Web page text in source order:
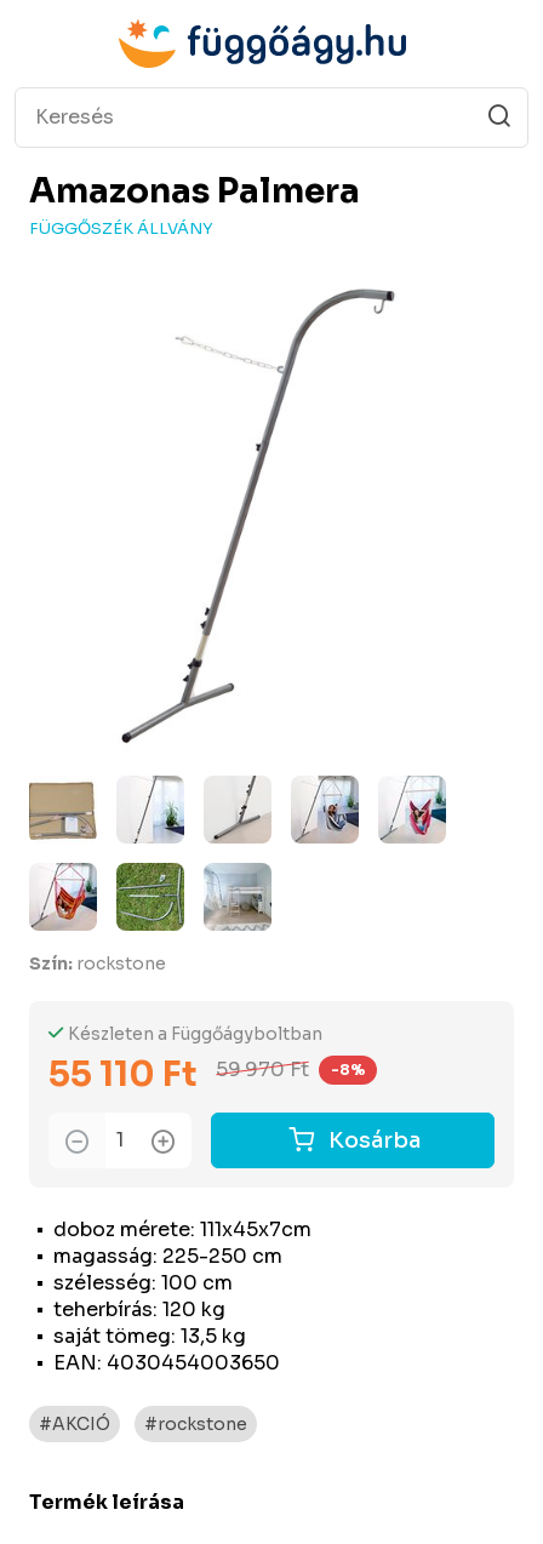
Amazonas Palmera
FÜGGŐSZÉK ÁLLVÁNY
doboz mérete: 111x45x7cm
magasság: 225-250 cm
szélesség: 100 cm
teherbírás: 120 kg
saját tömeg: 13,5 kg
EAN: 4030454003650
Készleten a Függőágyboltban
55 110 Ft 59 970 Ft -8%
Kosárba
Szín: rockstone
#AKCIÓ #rockstone
Termék leírása